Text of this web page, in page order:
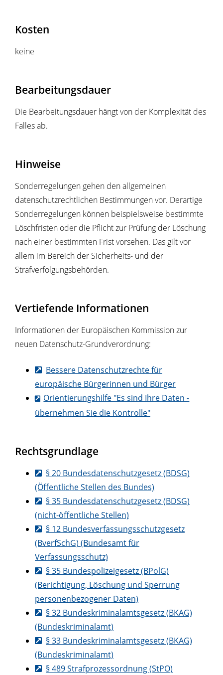
Kosten
keine
Bearbeitungsdauer
Die Bearbeitungsdauer hängt von der Komplexität des
Falles ab.
Hinweise
Sonderregelungen gehen den allgemeinen
datenschutzrechtlichen Bestimmungen vor. Derartige
Sonderregelungen können beispielsweise bestimmte
Löschfristen oder die Pflicht zur Prüfung der Löschung
nach einer bestimmten Frist vorsehen. Das gilt vor
allem im Bereich der Sicherheits- und der
Strafverfolgungsbehörden.
Vertiefende Informationen
Informationen der Europäischen Kommission zur
neuen Datenschutz-Grundverordnung:
Bessere Datenschutzrechte für
europäische Bürgerinnen und Bürger
Orientierungshilfe "Es sind Ihre Daten -
übernehmen Sie die Kontrolle"
Rechtsgrundlage
§ 20 Bundesdatenschutzgesetz (BDSG)
(Öffentliche Stellen des Bundes)
§ 35 Bundesdatenschutzgesetz (BDSG)
(nicht-öffentliche Stellen)
§ 12 Bundesverfassungsschutzgesetz
(BverfSchG) (Bundesamt für
Verfassungsschutz)
§ 35 Bundespolizeigesetz (BPolG)
(Berichtigung, Löschung und Sperrung
personenbezogener Daten)
§ 32 Bundeskriminalamtsgesetz (BKAG)
(Bundeskriminalamt)
§ 33 Bundeskriminalamtsgesetz (BKAG)
(Bundeskriminalamt)
§ 489 Strafprozessordnung (StPO)